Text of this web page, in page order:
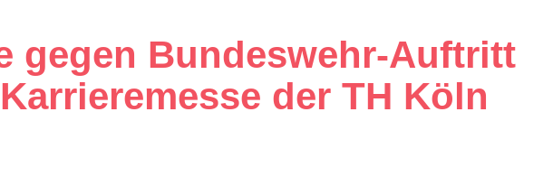
gegen Bundeswehr-Auftritt
der TH Köln